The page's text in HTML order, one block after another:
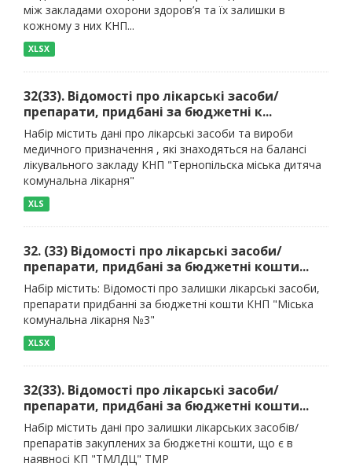
між закладами охорони здоров’я та їх залишки в
кожному з них КНП...
XLSX
32(33). Відомості про лікарські засоби/
препарати, придбані за бюджетні к...
Набір містить дані про лікарські засоби та вироби
медичного призначення , які знаходяться на балансі
лікувального закладу КНП "Тернопільска міська дитяча
комунальна лікарня"
XLS
32. (33) Відомості про лікарські засоби/
препарати, придбані за бюджетні кошти...
Набір містить: Відомості про залишки лікарські засоби,
препарати придбанні за бюджетні кошти КНП "Міська
комунальна лікарня №3"
XLSX
32(33). Відомості про лікарські засоби/
препарати, придбані за бюджетні кошти...
Набір містить дані про залишки лікарських засобів/
препаратів закуплених за бюджетні кошти, що є в
наявносі КП "ТМЛДЦ" ТМР